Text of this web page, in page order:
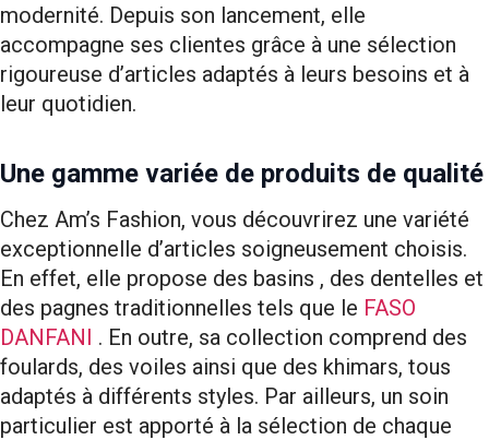
modernité. Depuis son lancement, elle
accompagne ses clientes grâce à une sélection
rigoureuse d’articles adaptés à leurs besoins et à
leur quotidien.
Une gamme variée de produits de qualité
Chez Am’s Fashion, vous découvrirez une variété
exceptionnelle d’articles soigneusement choisis.
En effet, elle propose des basins , des dentelles et
des pagnes traditionnelles tels que le FASO
DANFANI . En outre, sa collection comprend des
foulards, des voiles ainsi que des khimars, tous
adaptés à différents styles. Par ailleurs, un soin
particulier est apporté à la sélection de chaque